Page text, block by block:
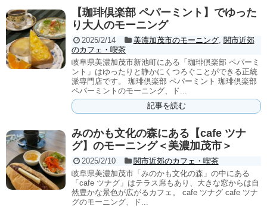
【珈琲倶楽部 ペパーミント】でゆった
り大人のモーニング
2025/2/14 美濃加茂市のモーニング, 関市近郊
のカフェ・喫茶
岐阜県美濃加茂市新池町にある「珈琲倶楽部 ペパーミ
ント」はゆったりと静かにくつろぐことができる正統
派専門店です。 珈琲倶楽部 ペパーミント 珈琲倶楽部
ペパーミントのモーニング、ド...
記事を読む
みのかも文化の森にある【cafe ツナ
グ】のモーニング＜美濃加茂市＞
2025/2/10
関市近郊のカフェ・喫茶
岐阜県美濃加茂市「みのかも文化の森」の中にある
「cafe ツナグ」はテラス席もあり、大きな窓からは自
然豊かな景色が広がるカフェ。 cafe ツナグ cafe ツナ
グのモーニング、ド...